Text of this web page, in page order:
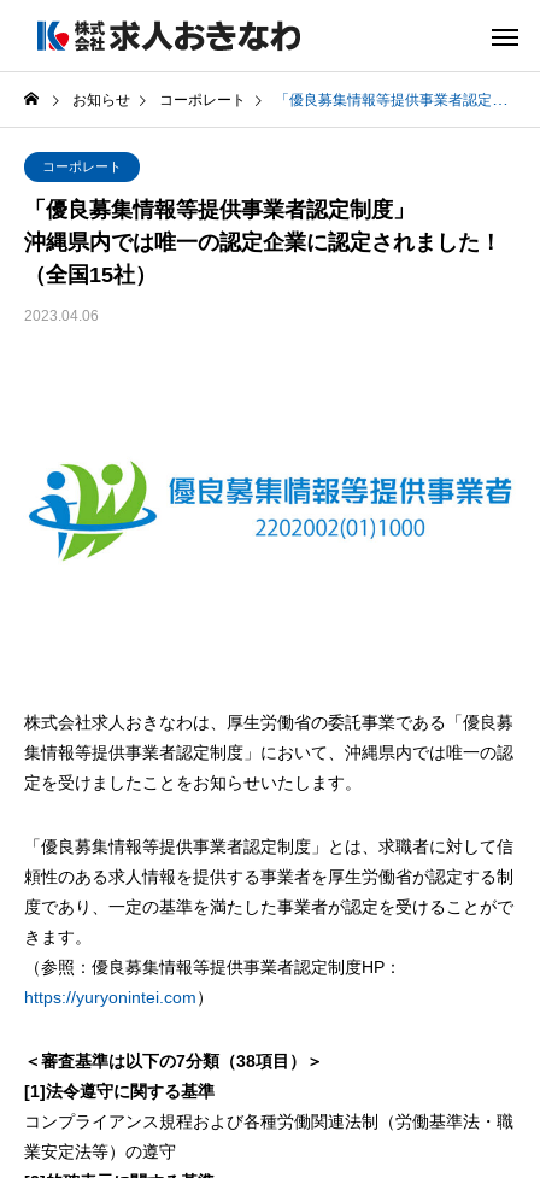
お知らせ コーポレート 「優良募集情報等提供事業者認定制度」沖縄県内では唯一の認定企業に認定されました！（全国15社）
コーポレート
「優良募集情報等提供事業者認定制度」
沖縄県内では唯一の認定企業に認定されました！
（全国15社）
2023.04.06
株式会社求人おきなわは、厚生労働省の委託事業である「優良募
集情報等提供事業者認定制度」において、沖縄県内では唯一の認
定を受けましたことをお知らせいたします。
「優良募集情報等提供事業者認定制度」とは、求職者に対して信
頼性のある求人情報を提供する事業者を厚生労働省が認定する制
度であり、一定の基準を満たした事業者が認定を受けることがで
きます。
（参照：優良募集情報等提供事業者認定制度HP：
https://yuryonintei.com）
＜審査基準は以下の7分類（38項目）＞
[1]法令遵守に関する基準
コンプライアンス規程および各種労働関連法制（労働基準法・職
業安定法等）の遵守